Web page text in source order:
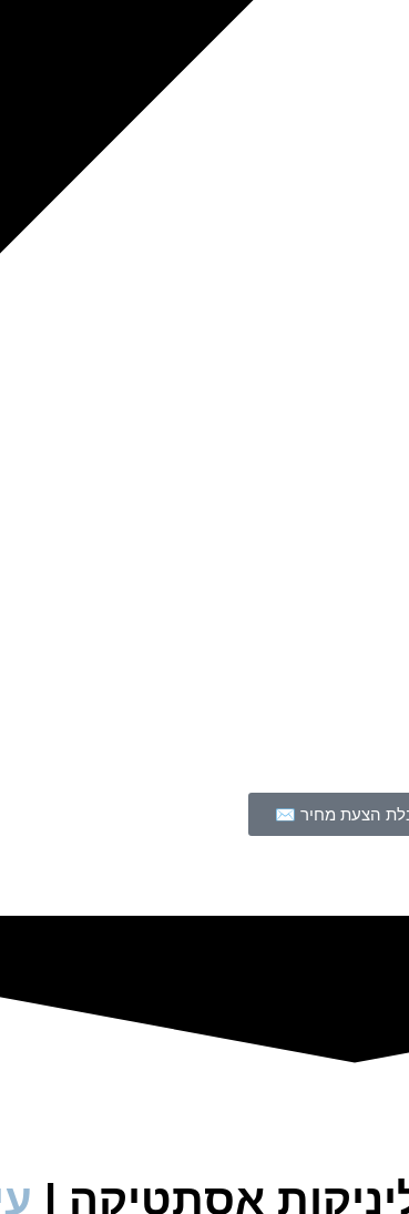
הצעת מחיר ✉
אסתטיקה |